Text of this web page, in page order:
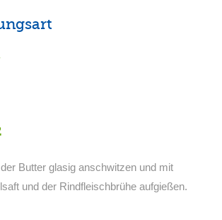
Butter glasig anschwitzen und mit
und der Rindfleischbrühe aufgießen.